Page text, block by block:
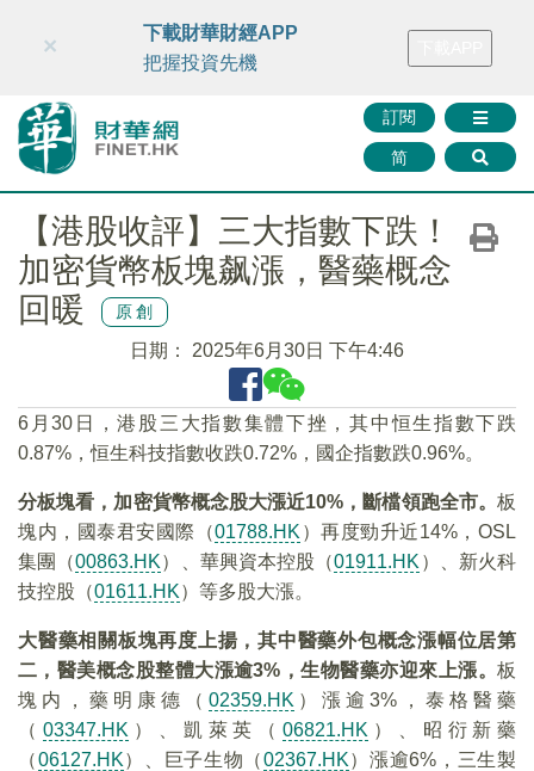
財華智庫網 FINTV FINMETA 財華證券 媒體矩陣
訂閱
简
×
下載財華財經APP
把握投資先機
【港股收評】三大指數下跌！
加密貨幣板塊飙漲，醫藥概念
回暖
原創
日期： 2025年6月30日 下午4:46
6月30日，港股三大指數集體下挫，其中恒生指數下跌
0.87%，恒生科技指數收跌0.72%，國企指數跌0.96%。
分板塊看，加密貨幣概念股大漲近10%，斷檔領跑全市。 板
塊内，國泰君安國際（01788.HK ）再度勁升近14%，OSL
集團（00863.HK）、華興資本控股（01911.HK ）、新火科
技控股（01611.HK）等多股大漲。
大醫藥相關板塊再度上揚，其中醫藥外包概念漲幅位居第
二，醫美概念股整體大漲逾3%，生物醫藥亦迎來上漲。 板
塊内，藥明康德（ 02359.HK ）漲逾3%，泰格醫藥
（ 03347.HK ）、凱萊英（ 06821.HK ）、昭衍新藥
（06127.HK）、巨子生物（02367.HK）漲逾6%，三生製